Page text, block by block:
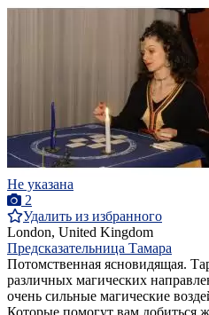
Не указана
2
Удалить из избранного
London, United Kingdom
Предсказательница Тамара
Потомственная ясновидящая.
различных магических
очень сильные магические
Которые помогут вам добиться